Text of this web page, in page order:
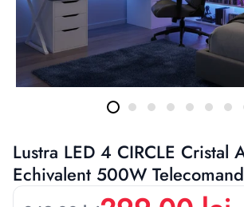
Lustra LED 4 CIRCLE Cristal
Echivalent 500W